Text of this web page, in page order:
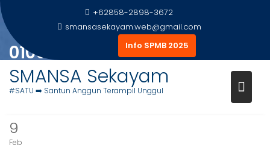
Skip
to
content
+62858-2898-3672
smansasekayam.web@gmail.com
Info SPMB 2025
SMANSA Sekayam
#SATU ➡️ Santun Anggun Terampil Unggul
0106646592.JPG
Home Foto Siswa 0106646592.JPG
9
Feb